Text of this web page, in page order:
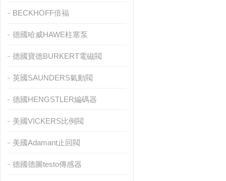
BECKHOFF倍福
德國哈威HAWE柱塞泵
德國寶德BURKERT電磁閥
英國SAUNDERS氣動閥
德國HENGSTLER編碼器
美國VICKERS比例閥
美國Adamant止回閥
德國德圖testo傳感器